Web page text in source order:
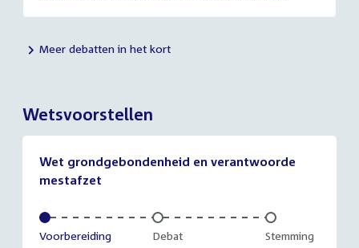
Meer debatten in het kort
Wetsvoorstellen
Wet grondgebondenheid en verantwoorde
mestafzet
Voltooid:
Voorbereiding Onvoltooid:
Debat Onvoltooid:
Stemming